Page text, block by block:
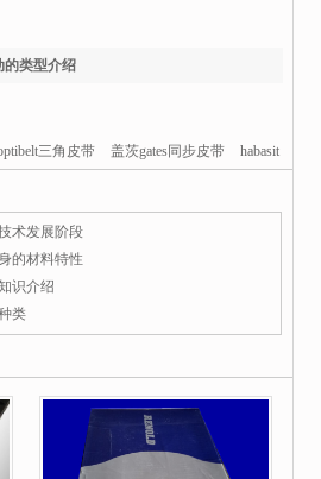
的类型介绍
三角皮带 盖茨gates同步皮带 habasit
欧皮特optibelt传动皮带，美国盖茨gates传
纸箱钉线等可靠通用零部件产品和服
术发展阶段
的材料特性
识介绍
类